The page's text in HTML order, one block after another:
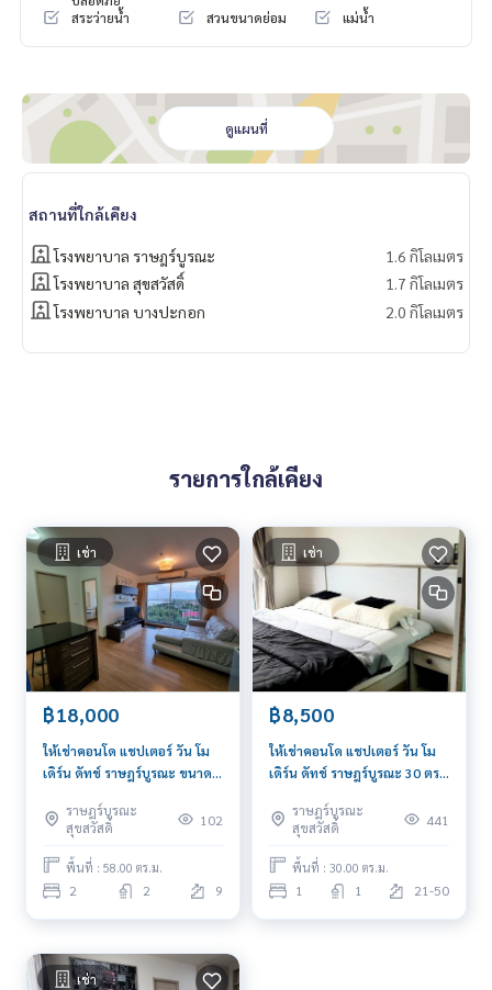
ที่ตั้งโครงการ : ซอยราษฎร์บูรณะ33 ถนนราษฎร์บูรณะ แขวงราษฎ
ร์บูรณะเขตราษฎร์บูรณะ กรุงเทพมหานคร
สถานที่สำคัญใกล้เคียง โครงการ
-ธนาคารกสิกรไทย สำนักงานใหญ่ 800ม.
-เทสโก้โลตัส บางประกอก 4.2 กม.
-เซ็นทรัล พระราม3 8.9 กม
-รพ.บางประกอก 1 4 กม
-รพ.ราษฎร์บูรณะ 3.3 กม.
-รพ.บางประกอกอินเตอร์เนชั่นแนล 7.5 กม.
-ม. เทคโนโลยีพระจอมเกล้าธนบุรี 6.8 กม.
- Wi-Fi Internet บริเวณ Lobby
Blue Connect Property (Property Resales & Leasing)
M:089-175-6462| E:BlueConnectProperty@gmail.com
Website : www.BlueConnectProperty.com
Facebook FanPage: @BlueConnectProperty
Line ID: @BlueConnect
สระว่ายน้ำ
สวนขนาดย่อม แม่น้ำ
ดูแผนที่
สถานที่ใกล้เคียง
โรงพยาบาล ราษฎร์บูรณะ
1.6 กิโลเมตร
โรงพยาบาล สุขสวัสดิ์
1.7 กิโลเมตร
โรงพยาบาล บางปะกอก
2.0 กิโลเมตร
รายการใกล้เคียง
เช่า
฿18,000
ให้เช่าคอนโด แชปเตอร์ วัน โม
เดิร์น ดัทช์ ราษฎร์บูรณะ ขนาด 2
เฟอร์ครบ
ราษฎร์บูรณะ
สุขสวัสดิ์
102
พื้นที่ : 58.00 ตร.ม.
2 2 9
เช่า
฿8,500
ให้เช่าคอนโด แชปเตอร์ วัน โม
เดิร์น ดัทช์ ราษฎร์บูรณะ 30 ตรม
ราษฎร์บูรณะ
สุขสวัสดิ์
441
พื้นที่ : 30.00 ตร.ม.
1 1 21-50
เช่า